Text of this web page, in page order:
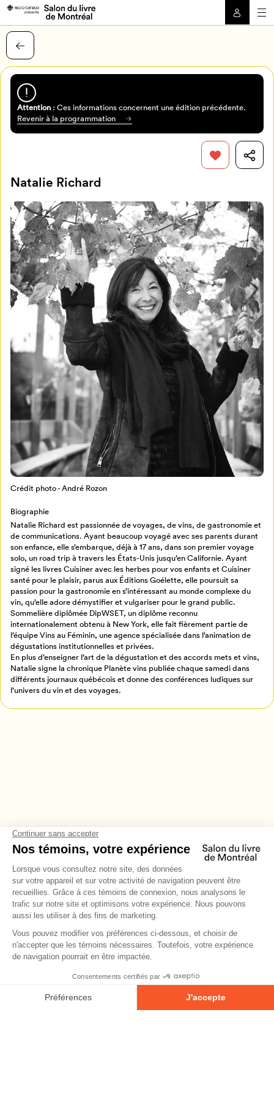
Mon Salon
Programmation
Billetterie
Retour à l’accueil
Attention: Ces informations concernent une édition précédente.
Revenir à la programmation
Natalie Richard
Crédit photo - André Rozon
Biographie
Natalie Richard est passionnée de voyages, de vins, de gastronomie et
de communications. Ayant beaucoup voyagé avec ses parents durant
son enfance, elle s’embarque, déjà à 17 ans, dans son premier voyage
solo, un road trip à travers les États-Unis jusqu’en Californie. Ayant
signé les livres Cuisiner avec les herbes pour vos enfants et Cuisiner
santé pour le plaisir, parus aux Éditions Goélette, elle poursuit sa
passion pour la gastronomie en s’intéressant au monde complexe du
vin, qu’elle adore démystifier et vulgariser pour le grand public.
Sommelière diplômée DipWSET, un diplôme reconnu
internationalement obtenu à New York, elle fait fièrement partie de
l’équipe Vins au Féminin, une agence spécialisée dans l’animation de
dégustations institutionnelles et privées.
En plus d’enseigner l’art de la dégustation et des accords mets et vins,
Natalie signe la chronique Planète vins publiée chaque samedi dans
différents journaux québécois et donne des conférences ludiques sur
l’univers du vin et des voyages.
Pour enregistrer vos favoris,
connectez-vous ou créez votre profil
Se connecter
Créer un profil
Annuler